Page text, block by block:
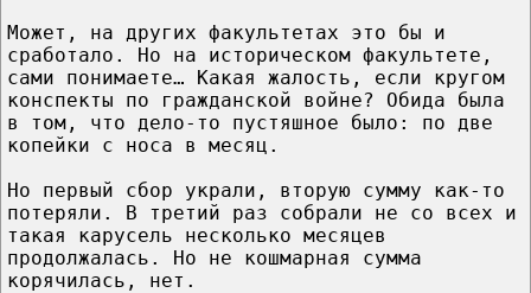
Может, на других факультетах это бы и
сработало. Но на историческом факультете,
сами понимаете… Какая жалость, если кругом
конспекты по гражданской войне? Обида была
в том, что дело-то пустяшное было: по две
копейки с носа в месяц.
Но первый сбор украли, вторую сумму как-то
потеряли. В третий раз собрали не со всех и
такая карусель несколько месяцев
продолжалась. Но не кошмарная сумма
корячилась, нет.